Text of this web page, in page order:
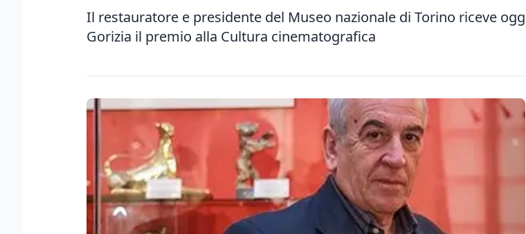
Il restauratore e presidente del Museo nazionale di Torino riceve
Gorizia il premio alla Cultura cinematografica